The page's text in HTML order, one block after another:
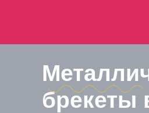
брекеты